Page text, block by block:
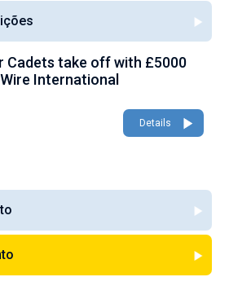
Cadets take off with £5000
International
Details